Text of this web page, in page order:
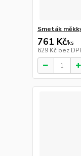
Smeták
761 Kč/ks
629 Kč bez